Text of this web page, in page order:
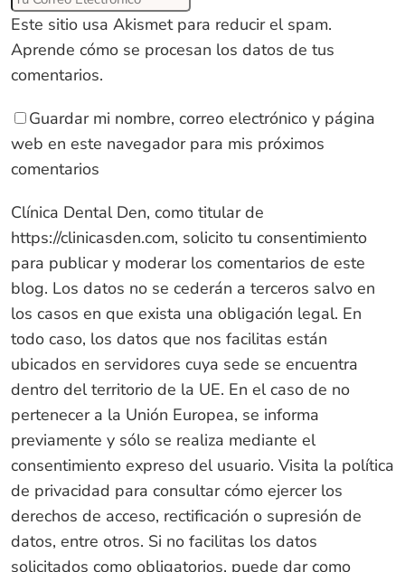
Este sitio usa Akismet para reducir el spam.
Aprende cómo se procesan los datos de tus
comentarios.
Guardar mi nombre, correo electrónico y página
web en este navegador para mis próximos
comentarios
Clínica Dental Den, como titular de
https://clinicasden.com, solicito tu consentimiento
para publicar y moderar los comentarios de este
blog. Los datos no se cederán a terceros salvo en
los casos en que exista una obligación legal. En
todo caso, los datos que nos facilitas están
ubicados en servidores cuya sede se encuentra
dentro del territorio de la UE. En el caso de no
pertenecer a la Unión Europea, se informa
previamente y sólo se realiza mediante el
consentimiento expreso del usuario. Visita la política
de privacidad para consultar cómo ejercer los
derechos de acceso, rectificación o supresión de
datos, entre otros. Si no facilitas los datos
solicitados como obligatorios, puede dar como